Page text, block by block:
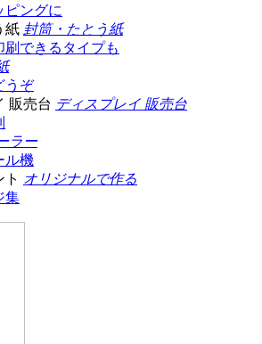
ピングに
封筒・たとう紙
刷できるタイプも
うぞ
ディスプレイ 販売台
ラー
ル機
オリジナルで作る
集